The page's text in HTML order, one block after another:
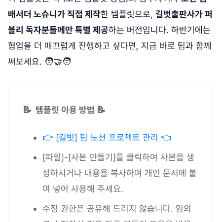
배서더 노슈니가 직접 제작한 템플릿으로, 길벗출판사가 퍼
블리 독자분들께만 특별 제공하는 버전입니다. 하반기에는
협업을 더 매끄럽게 진행하고 싶다면, 지금 바로 팀과 함께
써보세요. 🧑‍🤝‍🧑
📝 템플릿 이용 방법 📝
👉 [길벗] 팀 노션 프로젝트 관리 👈
[파일]-[사본 만들기]를 클릭하여 사본을 생
성하시거나 내용을 복사하여 개인 문서에 붙
여 넣어 사용해 주세요.
수정 권한은 공유해 드리지 않습니다. 임의